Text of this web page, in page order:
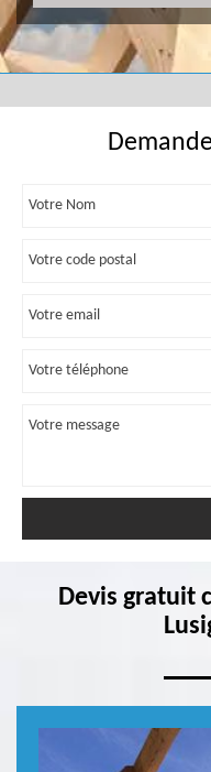
Devis gratuit